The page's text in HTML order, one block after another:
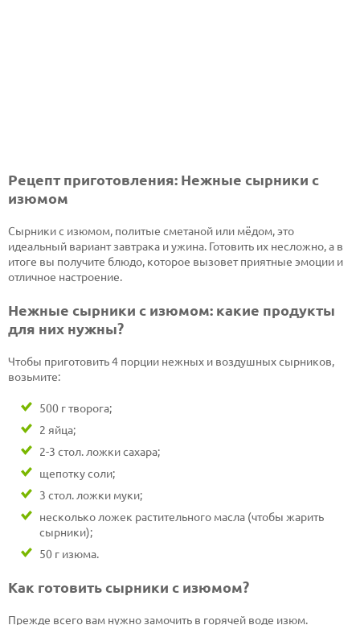
Рецепт приготовления: Нежные сырники с
изюмом
Сырники с изюмом, политые сметаной или мёдом, это
идеальный вариант завтрака и ужина. Готовить их несложно, а в
итоге вы получите блюдо, которое вызовет приятные эмоции и
отличное настроение.
Нежные сырники с изюмом: какие продукты
для них нужны?
Чтобы приготовить 4 порции нежных и воздушных сырников,
возьмите:
500 г творога;
2 яйца;
2-3 стол. ложки сахара;
щепотку соли;
3 стол. ложки муки;
несколько ложек растительного масла (чтобы жарить
сырники);
50 г изюма.
Как готовить сырники с изюмом?
Прежде всего вам нужно замочить в горячей воде изюм.